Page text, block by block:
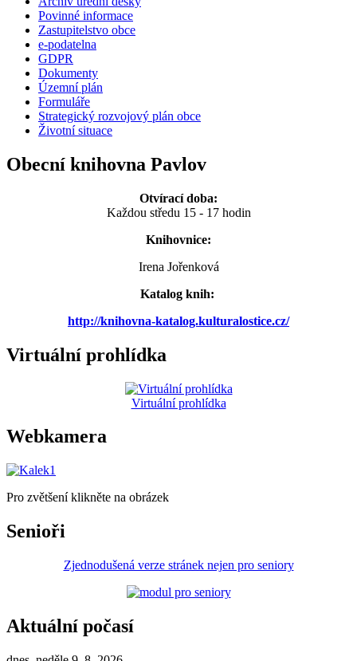
Povinné informace
Zastupitelstvo obce
e-podatelna
GDPR
Dokumenty
Územní plán
Formuláře
Strategický rozvojový plán obce
Životní situace
Obecní knihovna Pavlov
Otvírací doba:
Každou středu 15 - 17 hodin
Knihovnice:
Irena Jořenková
Katalog knih:
http://knihovna-katalog.kulturalostice.cz/
Virtuální prohlídka
Virtuální prohlídka
Webkamera
Pro zvětšení klikněte na obrázek
Senioři
Zjednodušená verze stránek nejen pro seniory
Aktuální počasí